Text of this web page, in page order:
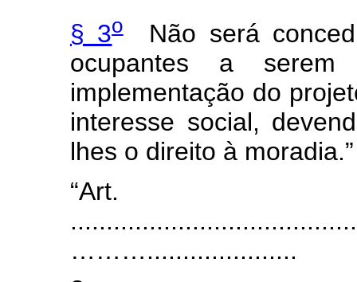
§ 3oNão será
ocupantes a
implementação do
interesse social,
lhes o direito à
……….....................